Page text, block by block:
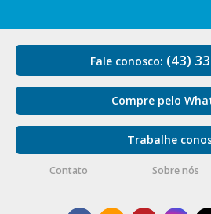
Fale conosco: (43)
Compre pelo
Trabalhe
Contato Sobre nós